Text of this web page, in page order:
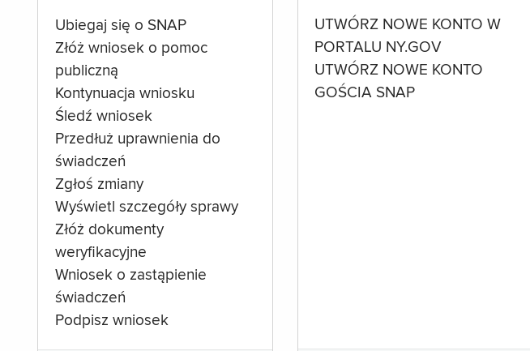
Ubiegaj się o SNAP
Złóż wniosek o pomoc
publiczną
Kontynuacja wniosku
Śledź wniosek
Przedłuż uprawnienia do
świadczeń
Zgłoś zmiany
Wyświetl szczegóły sprawy
Złóż dokumenty
weryfikacyjne
Wniosek o zastąpienie
świadczeń
Podpisz wniosek
UTWÓRZ NOWE KONTO W
PORTALU NY.GOV
UTWÓRZ NOWE KONTO
GOŚCIA SNAP